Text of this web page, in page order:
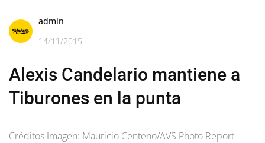
admin
14/11/2015
Alexis Candelario mantiene a
Tiburones en la punta
Créditos Imagen: Mauricio Centeno/AVS Photo Report